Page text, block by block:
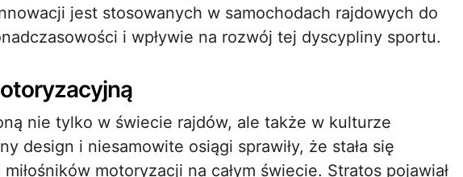
jest stosowanych w samochodach rajdowych do
i wpływie na rozwój tej dyscypliny sportu.
nie tylko w świecie rajdów, ale także w kulturze
design i niesamowite osiągi sprawiły, że stała się
motoryzacji na całym świecie. Stratos pojawiał